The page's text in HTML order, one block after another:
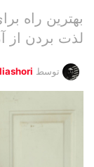
بهترین راه
لذت بردن
توسط